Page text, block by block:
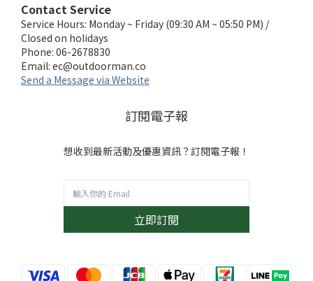
Contact Service
Service Hours: Monday ~ Friday (09:30 AM ~ 05:50 PM) /
Closed on holidays
Phone: 06-2678830
Email: ec@outdoorman.co
Send a Message via Website
訂閱電子報
想收到最新活動及優惠資訊？訂閱電子報！
立即訂閱